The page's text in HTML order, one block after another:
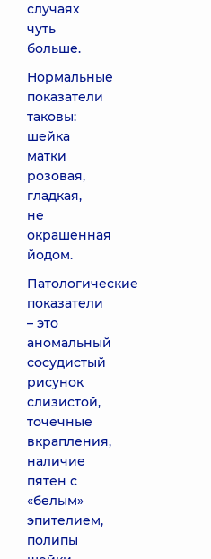
случаях
чуть
больше.
Нормальные
показатели
таковы:
шейка
матки
розовая,
гладкая,
не
окрашенная
йодом.
Патологические
показатели
– это
аномальный
сосудистый
рисунок
слизистой,
точечные
вкрапления,
наличие
пятен с
«белым»
эпителием,
полипы